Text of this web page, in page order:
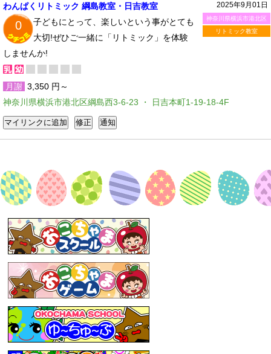
2025年9月01日
神奈川県横浜市港北区
リトミック教室
わんぱくリトミック 綱島教室・日吉教室
0
子どもにとって、楽しいという事がとても
大切!ぜひご一緒に「リトミック」を体験
しませんか!
月謝 3,350 円～
神奈川県横浜市港北区綱島西3-6-23 ・ 日吉本町1-19-18-4F